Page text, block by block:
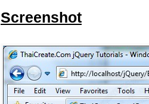
Screenshot